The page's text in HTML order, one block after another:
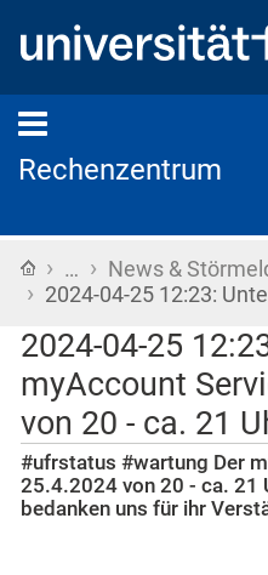
Rechenzentrum
Startseite
› … › News &
› 2024-04-25 12:23:
2024-04-25
myAccount
von 20 - ca. 21
#ufrstatus #wartung Der
25.4.2024 von 20 - ca. 21
bedanken uns für ihr